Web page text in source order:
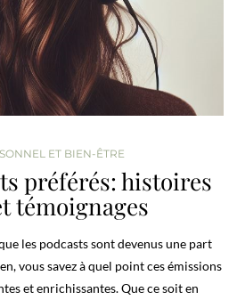
ET BIEN-ÊTRE
préférés: histoires
témoignages
les podcasts sont devenus une part
vous savez à quel point ces émissions
et enrichissantes. Que ce soit en